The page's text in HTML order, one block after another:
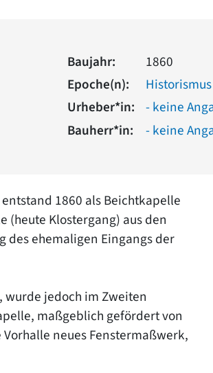
Baujahr:
1860
Epoche(n):
Historismus
Urheber*in:
- keine
Bauherr*in:
- keine
1860 als Beichtkapelle
(heute Klostergang) aus den
des ehemaligen Eingangs der
jedoch im Zweiten
maßgeblich gefördert von
neues Fenstermaßwerk,